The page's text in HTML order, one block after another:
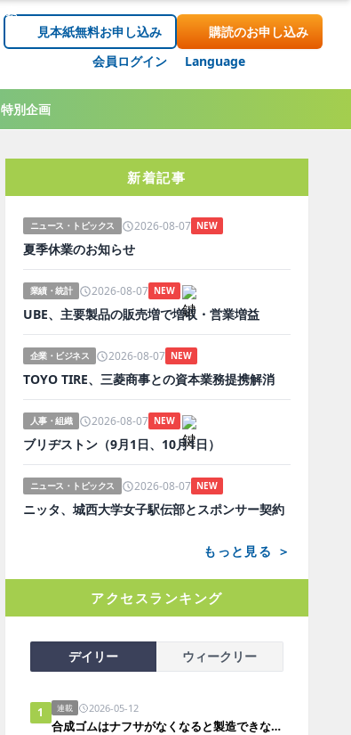
見本紙無料お申し込み
購読のお申し込み
会員ログイン
Language
特別企画
新着記事
ニュース・トピックス 2026-08-07 NEW
夏季休業のお知らせ
業績・統計 2026-08-07 NEW
UBE、主要製品の販売増で増収・営業増益
企業・ビジネス 2026-08-07 NEW
TOYO TIRE、三菱商事との資本業務提携解消
人事・組織 2026-08-07 NEW
ブリヂストン（9月1日、10月1日）
ニュース・トピックス 2026-08-07 NEW
ニッタ、城西大学女子駅伝部とスポンサー契約
もっと見る ＞
アクセスランキング
デイリー ウィークリー
1 連載 2026-05-12
合成ゴムはナフサがなくなると製造できないのか？